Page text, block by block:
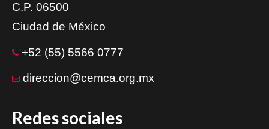
C.P. 06500
Ciudad de México
+52 (55) 5566 0777
direccion@cemca.org.mx
Redes sociales